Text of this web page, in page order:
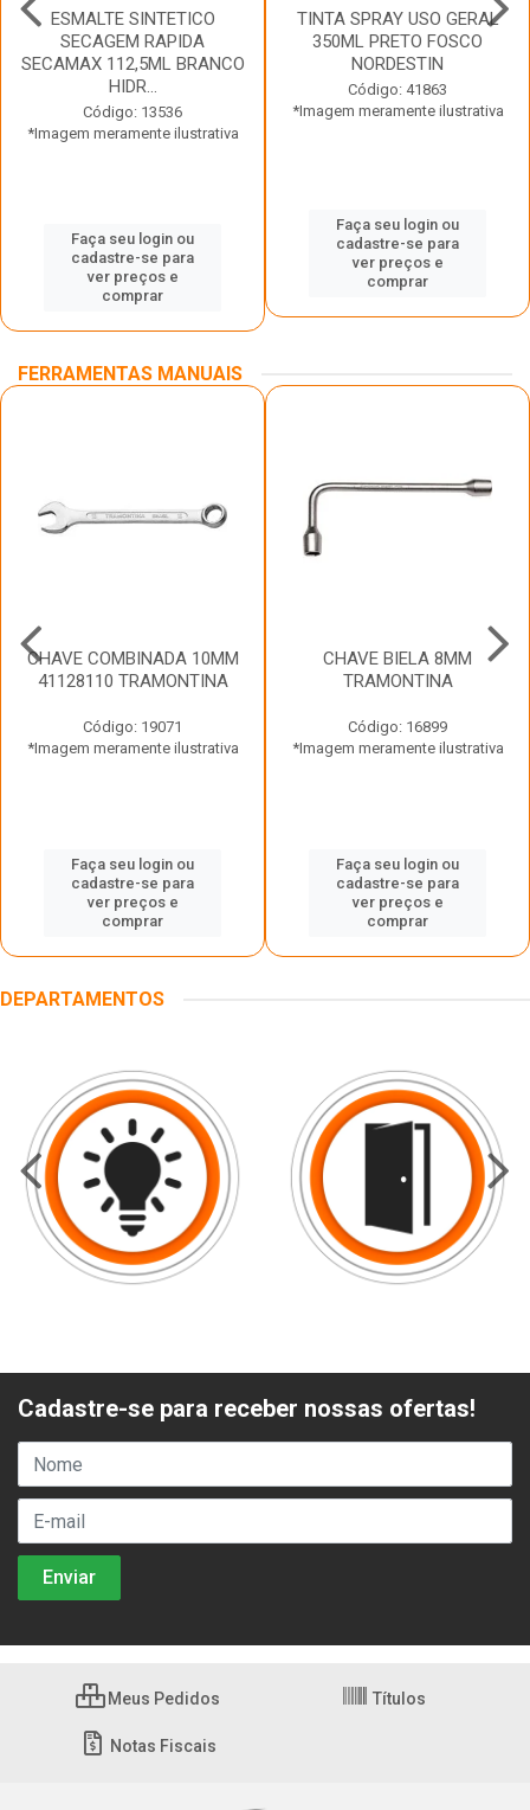
ESMALTE SINTETICO
SECAGEM RAPIDA
SECAMAX 112,5ML BRANCO
HIDR...
Código: 13536
*Imagem meramente ilustrativa
Faça seu login ou
cadastre-se para
ver preços e
comprar
TINTA SPRAY USO GERAL
350ML PRETO FOSCO
NORDESTIN
Código: 41863
*Imagem meramente ilustrativa
Faça seu login ou
cadastre-se para
ver preços e
comprar
FERRAMENTAS MANUAIS
CHAVE COMBINADA 10MM
41128110 TRAMONTINA
Código: 19071
*Imagem meramente ilustrativa
Faça seu login ou
cadastre-se para
ver preços e
comprar
CHAVE BIELA 8MM
TRAMONTINA
Código: 16899
*Imagem meramente ilustrativa
Faça seu login ou
cadastre-se para
ver preços e
comprar
DEPARTAMENTOS
Cadastre-se para receber nossas ofertas!
Meus Pedidos Títulos
Notas Fiscais